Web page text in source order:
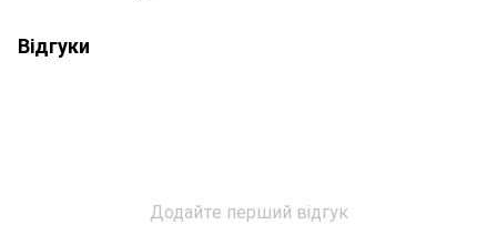
Відгуки
Додайте перший відгук